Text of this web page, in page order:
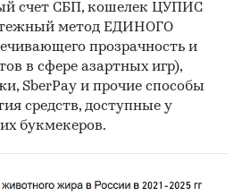
счет СБП, кошелек ЦУПИС
метод ЕДИНОГО
прозрачность и
в сфере азартных игр),
SberPay и прочие способы
средств, доступные у
букмекеров.